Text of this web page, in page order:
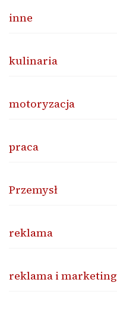
inne
kulinaria
motoryzacja
praca
Przemysł
reklama
reklama i marketing